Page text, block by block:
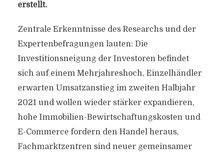
erstellt.
Zentrale Erkenntnisse des Researchs und der
Expertenbefragungen lauten: Die
Investitionsneigung der Investoren befindet
sich auf einem Mehrjahreshoch, Einzelhändler
erwarten Umsatzanstieg im zweiten Halbjahr
2021 und wollen wieder stärker expandieren,
hohe Immobilien-Bewirtschaftungskosten und
E-Commerce fordern den Handel heraus,
Fachmarktzentren sind neuer gemeinsamer